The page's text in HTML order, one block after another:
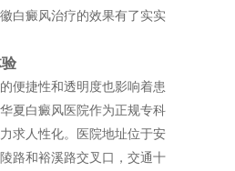
白癜风治疗的效果有了实实
便捷性和透明度也影响着患
夏白癜风医院作为正规专科
求人性化。医院地址位于安
路和裕溪路交叉口，交通十